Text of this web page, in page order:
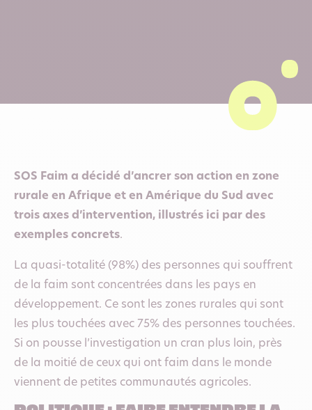
SOS Faim a décidé d’ancrer son action en zone
rurale en Afrique et en Amérique du Sud avec
trois axes d’intervention, illustrés ici par des
exemples concrets.
La quasi-totalité (98%) des personnes qui souffrent
de la faim sont concentrées dans les pays en
développement. Ce sont les zones rurales qui sont
les plus touchées avec 75% des personnes touchées.
Si on pousse l’investigation un cran plus loin, près
de la moitié de ceux qui ont faim dans le monde
viennent de petites communautés agricoles.